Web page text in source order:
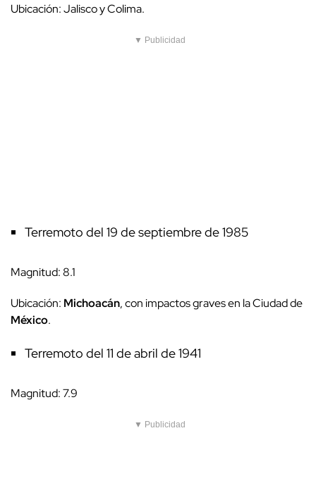
Ubicación: Jalisco y Colima.
▼ Publicidad
Terremoto del 19 de septiembre de 1985
Magnitud: 8.1
Ubicación: Michoacán, con impactos graves en la Ciudad de
México.
Terremoto del 11 de abril de 1941
Magnitud: 7.9
▼ Publicidad